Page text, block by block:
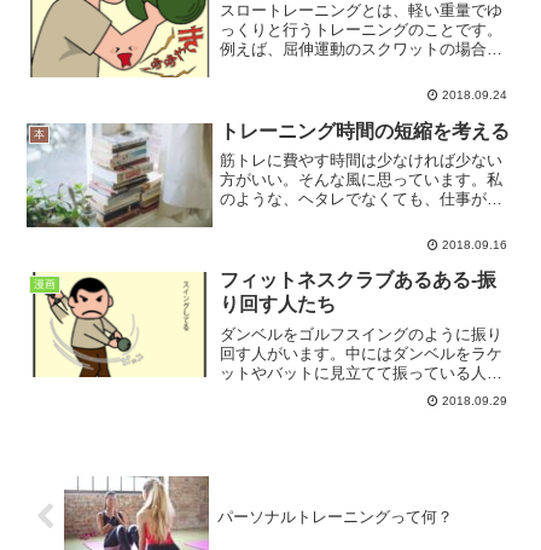
スロートレーニングとは、軽い重量でゆ
っくりと行うトレーニングのことです。
例えば、屈伸運動のスクワットの場合、3
ばす動作も同様にゆっくと行います。こ
にしかも長い時間、筋肉が力を発揮して
いる状態にするのがスロートレーニング
です。
2018.09.24
本 トレーニング時間の短縮を考える
筋トレに費やす時間は少なければ少ない
方がいい。そんな風に思っています。私
のような、ヘタレでなくても、仕事が忙
ない方もいらっしゃると思います。そん
は、トレーニング時間の短縮が最重要課
題かもしれません。
2018.09.16
漫画
フィットネスクラブあるある‐振
り回す人たち
ダンベルをゴルフスイングのように振り
回す人がいます。中にはダンベルをラケ
ットやバットに見立てて振っている人も
います。極めつけは、グルグルと肩を中
心に腕を回す人間プロペラみたいな人
2018.09.29
パーソナルトレーニングって何？